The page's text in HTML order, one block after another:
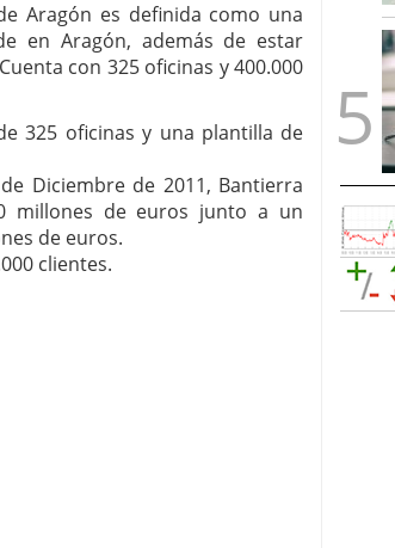
Aragón es definida como una
en Aragón, además de estar
con 325 oficinas y 400.000
325 oficinas y una plantilla de
Diciembre de 2011, Bantierra
millones de euros junto a un
de euros.
clientes.